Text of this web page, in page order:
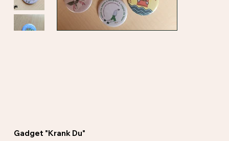
Gadget "Krank Du"